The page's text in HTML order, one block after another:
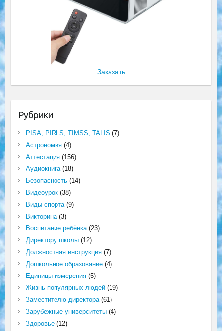
Заказать
Рубрики
PISA, PIRLS, TIMSS, TALIS (7)
Астрономия(4)
Аттестация(156)
Аудиокнига(18)
Безопасность(14)
Видеоурок(38)
Виды спорта(9)
Викторина(3)
Воспитание ребёнка(23)
Директору школы(12)
Должностная инструкция(7)
Дошкольное образование(4)
Единицы измерения(5)
Жизнь популярных людей(19)
Заместителю директора(61)
Зарубежные университеты(4)
Здоровье(12)